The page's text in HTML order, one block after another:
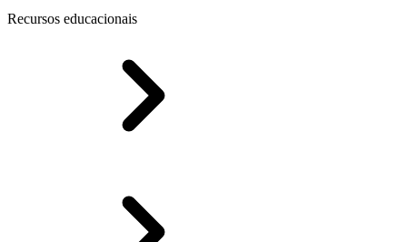
Recursos educacionais